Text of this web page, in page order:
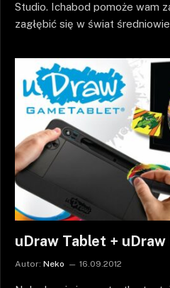
Studio. Ichabod pomoże wam
zagłębić się w świat
uDraw Tablet +
Autor: Neko 16.09.2012